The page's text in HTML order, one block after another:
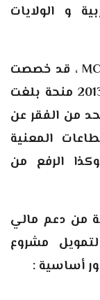
و الولايات
يجدر الذكر أن هيئة تحدي الألفية، MCC ، قد خصصت
للحكومة المغربية خلال فترة 2009-2013 منحة بلغت
من الفقر عن
المعنية
الرفع من
من دعم مالي
لتمويل مشروع